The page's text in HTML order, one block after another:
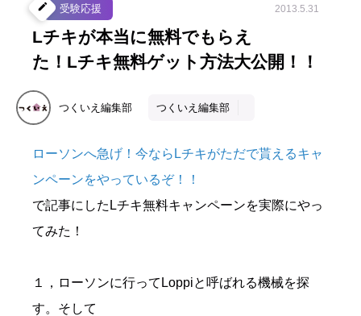
create 受験応援 2013.5.31
Lチキが本当に無料でもらえ
た！Lチキ無料ゲット方法大公開！！
つくいえ編集部 つくいえ編集部
ローソンへ急げ！今ならLチキがただで貰えるキャ
ンペーンをやっているぞ！！
で記事にしたLチキ無料キャンペーンを実際にやっ
てみた！
１，ローソンに行ってLoppiと呼ばれる機械を探
す。そして